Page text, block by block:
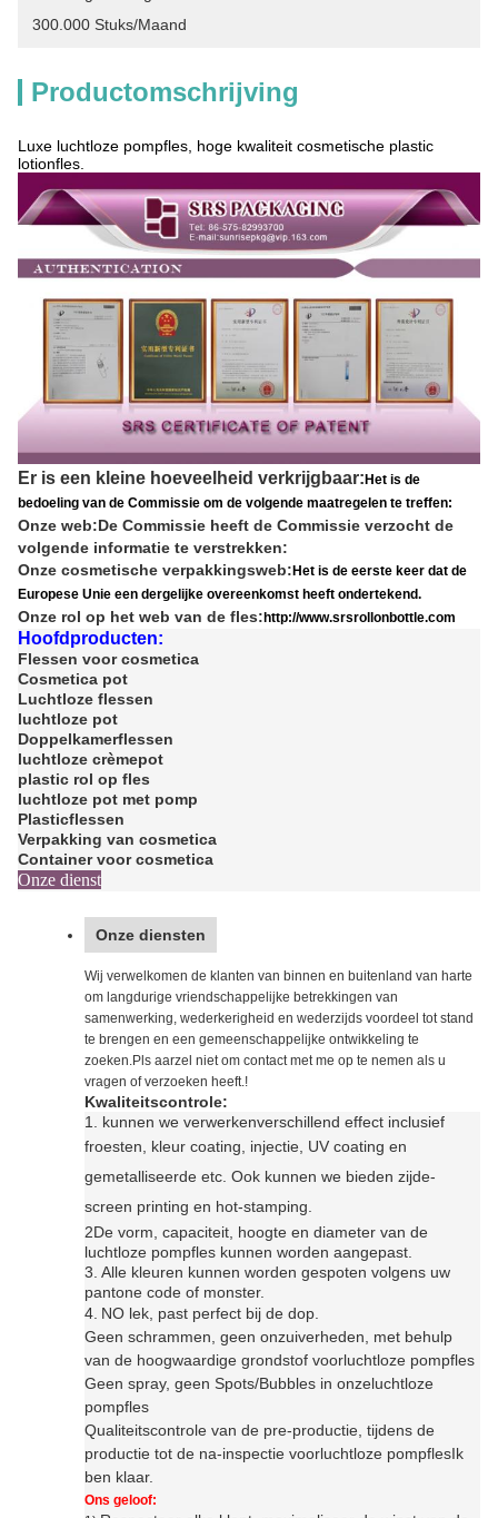
300.000 Stuks/maand
Productomschrijving
Luxe luchtloze pompfles, hoge kwaliteit cosmetische plastic
lotionfles.
Er is een kleine hoeveelheid verkrijgbaar: Het is de
bedoeling van de Commissie om de volgende maatregelen te treffen:
Onze web:De Commissie heeft de Commissie verzocht de
volgende informatie te verstrekken:
Onze cosmetische verpakkingsweb: Het is de eerste keer dat de
Europese Unie een dergelijke overeenkomst heeft ondertekend.
Onze rol op het web van de fles: http://www.srsrollonbottle.com
Hoofdproducten:
Flessen voor cosmetica
Cosmetica pot
Luchtloze flessen
luchtloze pot
Doppelkamerflessen
luchtloze crèmepot
plastic rol op fles
luchtloze pot met pomp
Plasticflessen
Verpakking van cosmetica
Container voor cosmetica
Onze dienst
Onze diensten
Wij verwelkomen de klanten van binnen en buitenland van harte
om langdurige vriendschappelijke betrekkingen van
samenwerking, wederkerigheid en wederzijds voordeel tot stand
te brengen en een gemeenschappelijke ontwikkeling te
zoeken.Pls aarzel niet om contact met me op te nemen als u
vragen of verzoeken heeft.!
Kwaliteitscontrole:
1. kunnen we verwerkenverschillend effect inclusief
froesten, kleur coating, injectie, UV coating en
gemetalliseerde etc. Ook kunnen we bieden zijde-
screen printing en hot-stamping.
2De vorm, capaciteit, hoogte en diameter van de
luchtloze pompfles kunnen worden aangepast.
3. Alle kleuren kunnen worden gespoten volgens uw
pantone code of monster.
4. NO lek, past perfect bij de dop.
Geen schrammen, geen onzuiverheden, met behulp
van de hoogwaardige grondstof voorluchtloze pompfles
Geen spray, geen Spots/Bubbles in onzeluchtloze
pompfles
Qualiteitscontrole van de pre-productie, tijdens de
productie tot de na-inspectie voorluchtloze pompflesIk
ben klaar.
Ons geloof: